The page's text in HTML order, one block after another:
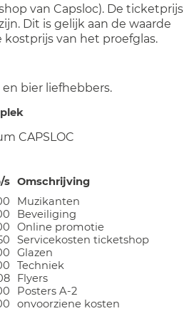
van Capsloc). De ticketprijs
Dit is gelijk aan de waarde
van het proefglas.
bier liefhebbers.
CAPSLOC
s Omschrijving
Muzikanten
Beveiliging
Online promotie
Servicekosten ticketshop
Glazen
Techniek
Flyers
Posters A-2
onvoorziene kosten